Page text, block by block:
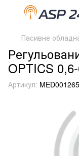
Пасивне
OPTICS
Артикул: MED001265